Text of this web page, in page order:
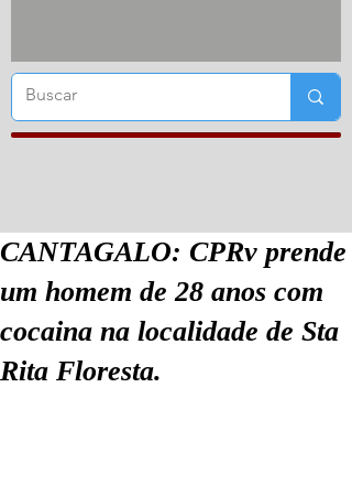
CANTAGALO: CPRv prende
um homem de 28 anos com
cocaina na localidade de Sta
Rita Floresta.